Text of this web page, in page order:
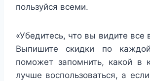
пользуйся всеми.
«Убедитесь, что вы видите все
Выпишите скидки по
поможет запомнить, какой в
лучше воспользоваться, а